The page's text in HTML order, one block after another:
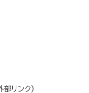
部リンク)